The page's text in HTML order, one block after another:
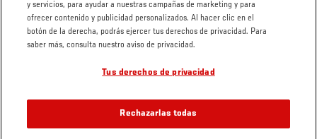
de
Página
Condiciones
Política de
privacidad
y servicios, para ayudar a nuestras campañas de marketing y para
ofrecer contenido y publicidad personalizados. Al hacer clic en el
botón de la derecha, podrás ejercer tus derechos de privacidad. Para
saber más, consulta nuestro aviso de privacidad.
Tus derechos de privacidad
Rechazarlas todas